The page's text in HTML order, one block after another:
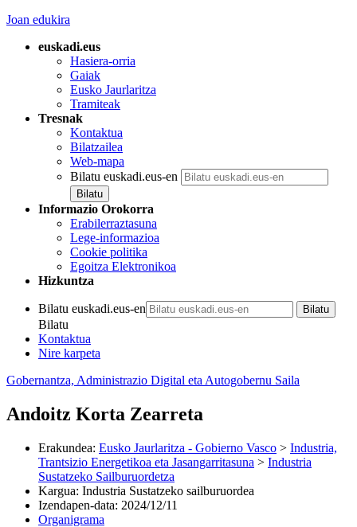
Joan edukira
euskadi.eus
Hasiera-orria
Gaiak
Eusko Jaurlaritza
Tramiteak
Tresnak
Kontaktua
Bilatzailea
Web-mapa
Bilatu euskadi.eus-en
Informazio Orokorra
Erabilerraztasuna
Lege-informazioa
Cookie politika
Egoitza Elektronikoa
Hizkuntza
Bilatu euskadi.eus-en
Bilatu
Kontaktua
Nire karpeta
Gobernantza, Administrazio Digital eta Autogobernu Saila
Andoitz Korta Zearreta
Erakundea: Eusko Jaurlaritza - Gobierno Vasco > Industria,
Trantsizio Energetikoa eta Jasangarritasuna > Industria
Sustatzeko Sailburuordetza
Kargua: Industria Sustatzeko sailburuordea
Izendapen-data: 2024/12/11
Organigrama